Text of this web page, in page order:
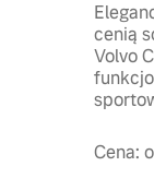
cenią
Volvo
Cena: